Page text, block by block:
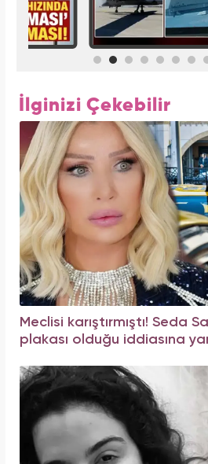
İlginizi Çekebilir
Meclisi karıştırmıştı! Seda
plakası olduğu iddiasına